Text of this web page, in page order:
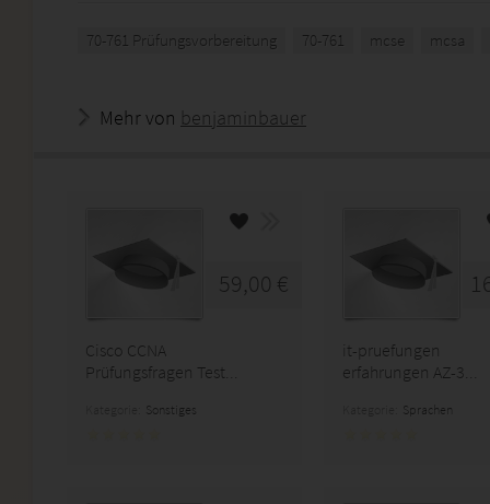
70-761 Prüfungsvorbereitung 70-761 mcse mcsa
Mehr von benjaminbauer
59,00 €
Cisco CCNA
Prüfungsfragen Test...
Sonstiges
it-pruefungen
erfahrungen AZ-3...
Sprachen